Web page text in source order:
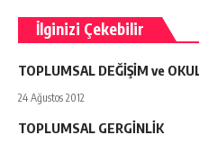
İlginizi Çekebilir
TOPLUMSAL DEĞİŞİM ve OKUL
24 Ağustos 2012
TOPLUMSAL GERGİNLİK